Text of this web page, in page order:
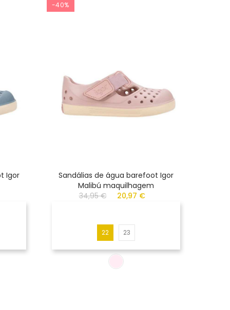
Igor
-40%
Sandálias de água barefoot Igor
Malibú maquilhagem
34,95 €
20,97 €
22 23